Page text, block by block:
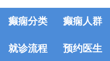
癫痫分类 癫痫人群
就诊流程 预约医生